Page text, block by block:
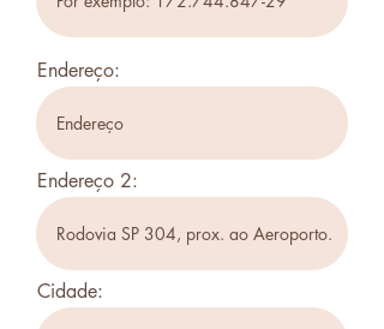
Endereço:
Endereço 2:
Cidade: